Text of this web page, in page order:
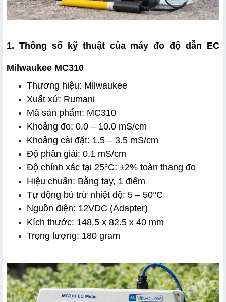
1. Thông số kỹ thuật của máy đo độ dẫn EC
Milwaukee MC310
Thương hiệu: Milwaukee
Xuất xứ: Rumani
Mã sản phẩm: MC310
Khoảng đo: 0.0 – 10.0 mS/cm
Khoảng cài đặt: 1.5 – 3.5 mS/cm
Độ phân giải: 0.1 mS/cm
Độ chính xác tại 25°C: ±2% toàn thang đo
Hiệu chuẩn: Bằng tay, 1 điểm
Tự động bù trừ nhiệt độ: 5 – 50°C
Nguồn điện: 12VDC (Adapter)
Kích thước: 148.5 x 82.5 x 40 mm
Trọng lượng: 180 gram